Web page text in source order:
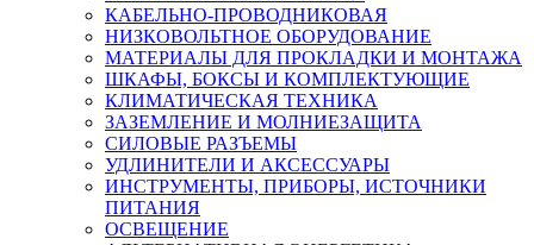
КАБЕЛЬНО-ПРОВОДНИКОВАЯ
НИЗКОВОЛЬТНОЕ ОБОРУДОВАНИЕ
МАТЕРИАЛЫ ДЛЯ ПРОКЛАДКИ И МОНТАЖА
ШКАФЫ, БОКСЫ И КОМПЛЕКТУЮЩИЕ
КЛИМАТИЧЕСКАЯ ТЕХНИКА
ЗАЗЕМЛЕНИЕ И МОЛНИЕЗАЩИТА
СИЛОВЫЕ РАЗЪЕМЫ
УДЛИНИТЕЛИ И АКСЕССУАРЫ
ИНСТРУМЕНТЫ, ПРИБОРЫ, ИСТОЧНИКИ
ПИТАНИЯ
ОСВЕЩЕНИЕ